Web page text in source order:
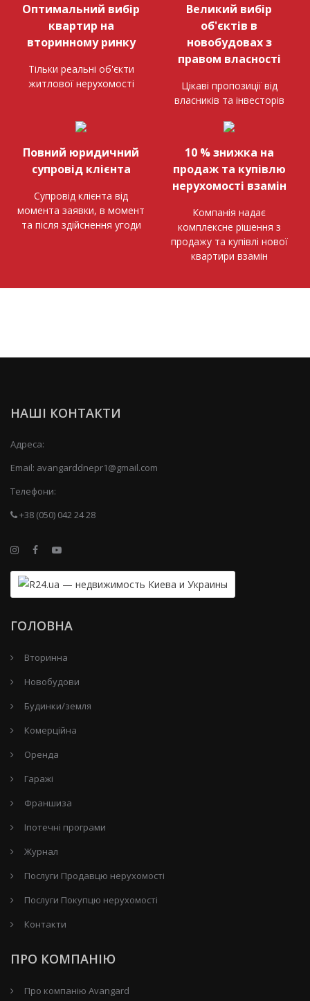
Оптимальний вибір
квартир на
вторинному ринку
Тільки реальні об'єкти
житлової нерухомості
Великий вибір
об'єктів в
новобудовах з
правом власності
Цікаві пропозиції від
власників та інвесторів
Повний юридичний
супровід клієнта
Супровід клієнта від
момента заявки, в момент
та після здійснення угоди
10 % знижка на
продаж та купівлю
нерухомості взамін
Компанія надає
комплексне рішення з
продажу та купівлі нової
квартири взамін
НАШІ КОНТАКТИ
Адреса:
Email: avangarddnepr1@gmail.com
Телефони:
+38 (050) 042 24 28
ГОЛОВНА
Вторинна
Новобудови
Будинки/земля
Комерційна
Оренда
Гаражі
Франшиза
Іпотечні програми
Журнал
Послуги Продавцю нерухомості
Послуги Покупцю нерухомості
Контакти
ПРО КОМПАНІЮ
Про компанію Avangard